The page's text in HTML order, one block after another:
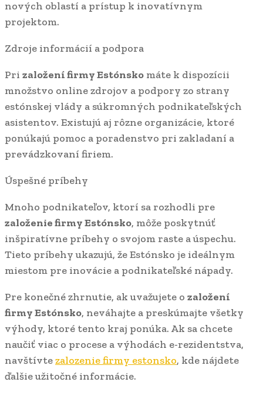
nových oblastí a prístup k inovatívnym
projektom.
Zdroje informácií a podpora
Pri založení firmy Estónsko máte k dispozícii
množstvo online zdrojov a podpory zo strany
estónskej vlády a súkromných podnikateľských
asistentov. Existujú aj rôzne organizácie, ktoré
ponúkajú pomoc a poradenstvo pri zakladaní a
prevádzkovaní firiem.
Úspešné príbehy
Mnoho podnikateľov, ktorí sa rozhodli pre
založenie firmy Estónsko, môže poskytnúť
inšpiratívne príbehy o svojom raste a úspechu.
Tieto príbehy ukazujú, že Estónsko je ideálnym
miestom pre inovácie a podnikateľské nápady.
Pre konečné zhrnutie, ak uvažujete o založení
firmy Estónsko, neváhajte a preskúmajte všetky
výhody, ktoré tento kraj ponúka. Ak sa chcete
naučiť viac o procese a výhodách e-rezidentstva,
navštívtezalozenie firmy estonsko, kde nájdete
ďalšie užitočné informácie.